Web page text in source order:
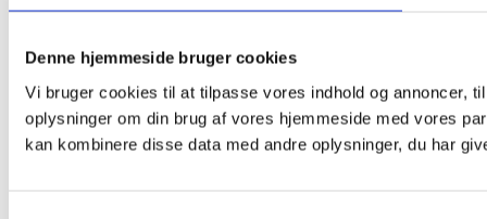
Denne hjemmeside bruger cookies
Vi bruger cookies til at tilpasse vores indhold og annoncer,
oplysninger om din brug af vores hjemmeside med vores
kan kombinere disse data med andre oplysninger, du har